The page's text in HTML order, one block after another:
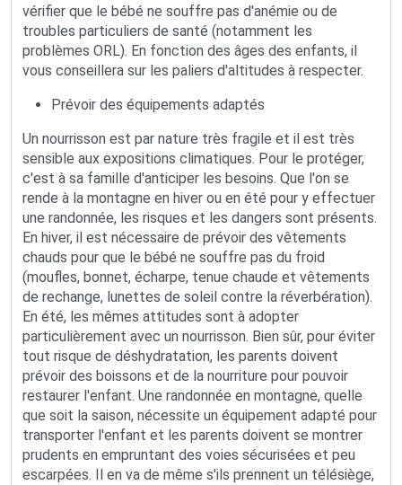
vérifier que le bébé ne souffre pas d'anémie ou de
troubles particuliers de santé (notamment les
problèmes ORL). En fonction des âges des enfants, il
vous conseillera sur les paliers d'altitudes à respecter.
Prévoir des équipements adaptés
Un nourrisson est par nature très fragile et il est très
sensible aux expositions climatiques. Pour le protéger,
c'est à sa famille d'anticiper les besoins. Que l'on se
rende à la montagne en hiver ou en été pour y effectuer
une randonnée, les risques et les dangers sont présents.
En hiver, il est nécessaire de prévoir des vêtements
chauds pour que le bébé ne souffre pas du froid
(moufles, bonnet, écharpe, tenue chaude et vêtements
de rechange, lunettes de soleil contre la réverbération).
En été, les mêmes attitudes sont à adopter
particulièrement avec un nourrisson. Bien sûr, pour éviter
tout risque de déshydratation, les parents doivent
prévoir des boissons et de la nourriture pour pouvoir
restaurer l'enfant. Une randonnée en montagne, quelle
que soit la saison, nécessite un équipement adapté pour
transporter l'enfant et les parents doivent se montrer
prudents en empruntant des voies sécurisées et peu
escarpées. Il en va de même s'ils prennent un télésiège,